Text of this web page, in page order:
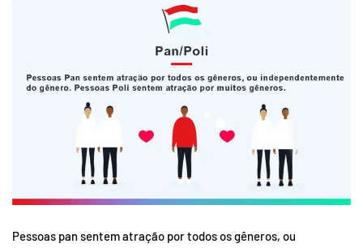
Pessoas pan sentem atração por todos os gêneros, ou